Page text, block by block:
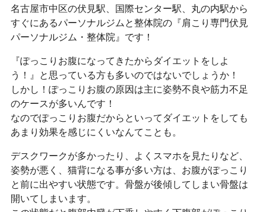
名古屋市中区の伏見駅、国際センター駅、丸の内駅から
すぐにあるパーソナルジムと整体院の『肩こり専門伏見
パーソナルジム・整体院』です！
『ぽっこりお腹になってきたからダイエットをしよ
う！』と思っている方も多いのではないでしょうか！
しかし！ぽっこりお腹の原因は主に姿勢不良や筋力不足
のケースが多いんです！
なのでぽっこりお腹だからといってダイエットをしても
あまり効果を感じにくいなんてことも。
デスクワークが多かったり、よくスマホを見たりなど、
姿勢が悪く、猫背になる事が多い方は、お腹がぽっこり
と前に出やすい状態です。骨盤が後傾してしまい骨盤は
開いてしまいます。